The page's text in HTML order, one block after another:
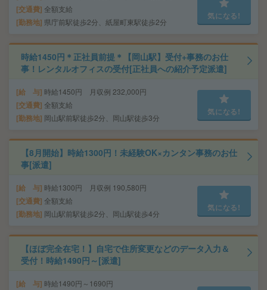
交通費 全額支給
勤務地 県庁前駅徒歩2分、紙屋町東駅徒歩2分
気になる!
時給1450円＊正社員前提＊【岡山駅】受付+事務のお仕
事！レンタルオフィスの受付[正社員への紹介予定派遣]
給 与 時給1450円 月収例 232,000円
交通費 全額支給
勤務地 岡山駅前駅徒歩2分、岡山駅徒歩3分
気になる!
【8月開始】時給1300円！未経験OK×カンタン事務のお仕
事[派遣]
給 与 時給1300円 月収例 190,580円
交通費 全額支給
勤務地 岡山駅前駅徒歩2分、岡山駅徒歩4分
気になる!
【ほぼ完全在宅！】自宅で住所変更などのデータ入力＆
受付！時給1490円～[派遣]
給 与 時給1490円～1690円